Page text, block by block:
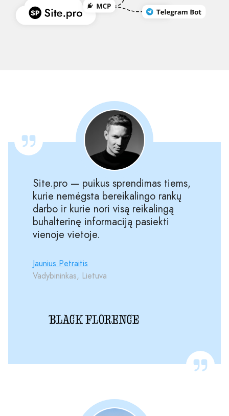
Site.pro — puikus sprendimas tiems,
kurie nemėgsta bereikalingo rankų
darbo ir kurie nori visą reikalingą
buhalterinę informaciją pasiekti
vienoje vietoje.
Jaunius Petraitis
Vadybininkas, Lietuva